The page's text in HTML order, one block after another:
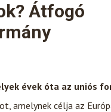
Átfogó
évek óta az uniós
amelynek célja az